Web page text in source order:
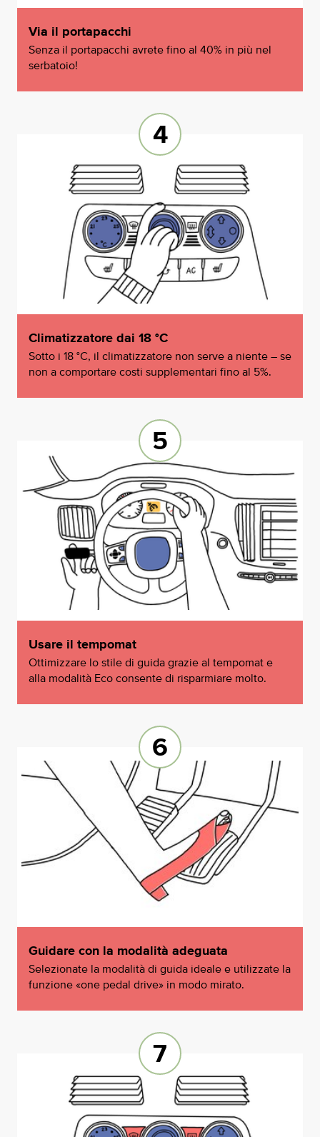
Via il portapacchi
Senza il portapacchi avrete fino al 40% in più nel
serbatoio!
Climatizzatore dai 18 °C
Sotto i 18 °C, il climatizzatore non serve a niente – se
non a comportare costi supplementari fino al 5%.
Usare il tempomat
Ottimizzare lo stile di guida grazie al tempomat e
alla modalità Eco consente di risparmiare molto.
Guidare con la modalità adeguata
Selezionate la modalità di guida ideale e utilizzate la
funzione «one pedal drive» in modo mirato.